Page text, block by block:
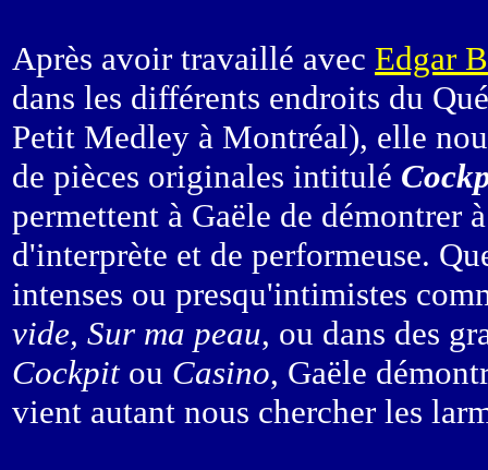
Après avoir travaillé avec Edgar
dans les différents endroits du
Petit Medley à Montréal), elle
de pièces originales intitulé
permettent à Gaële de démontrer
d'interprète et de performeuse.
intenses ou presqu'intimistes
vide, Sur ma peau, ou dans des
Cockpitou Casino, Gaële
vient autant nous chercher les